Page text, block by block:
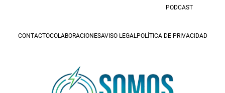
PODCAST
CONTACTOCOLABORACIONESAVISO LEGALPOLÍTICA DE PRIVACIDAD